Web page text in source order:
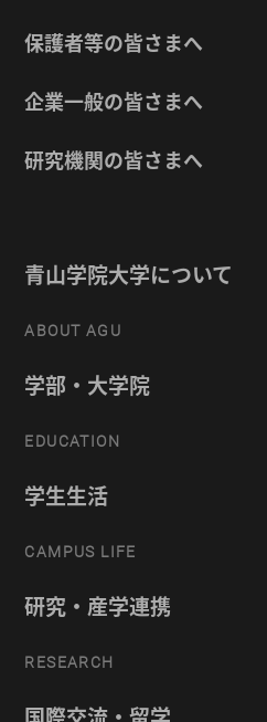
保護者等の皆さまへ
企業一般の皆さまへ
研究機関の皆さまへ
青山学院大学について
ABOUT AGU
学部・大学院
EDUCATION
学生生活
CAMPUS LIFE
研究・産学連携
RESEARCH